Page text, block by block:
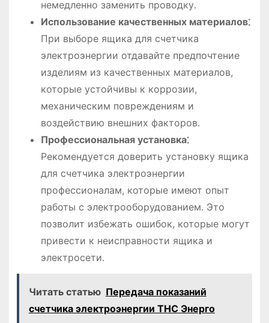
немедленно заменить проводку․
Использование качественных материалов⁚
При выборе ящика для счетчика
электроэнергии отдавайте предпочтение
изделиям из качественных материалов,
которые устойчивы к коррозии,
механическим повреждениям и
воздействию внешних факторов․
Профессиональная установка⁚
Рекомендуется доверить установку ящика
для счетчика электроэнергии
профессионалам, которые имеют опыт
работы с электрооборудованием․ Это
позволит избежать ошибок, которые могут
привести к неисправности ящика и
электросети․
Читать статью Передача показаний
счетчика электроэнергии ТНС Энерго